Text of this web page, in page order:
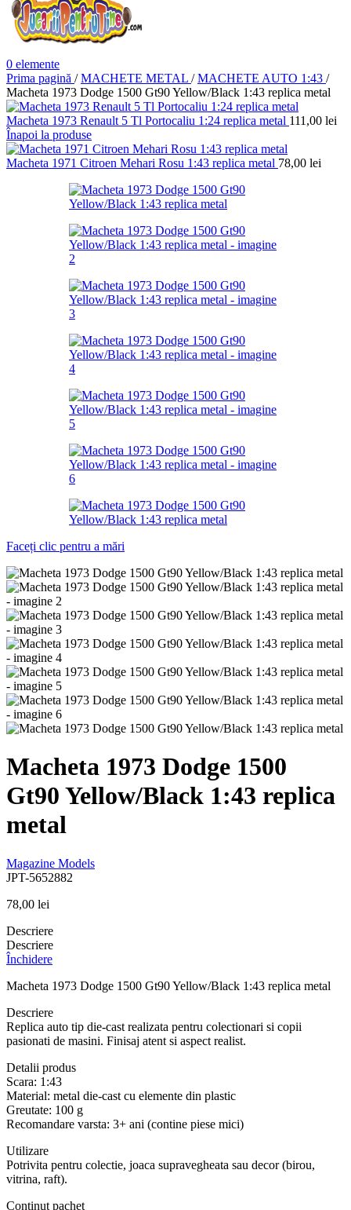
0 elemente
Prima pagină / MACHETE METAL / MACHETE AUTO 1:43 /
Macheta 1973 Dodge 1500 Gt90 Yellow/Black 1:43 replica metal
Macheta 1973 Renault 5 Tl Portocaliu 1:24 replica metal 111,00 lei
Înapoi la produse
Macheta 1971 Citroen Mehari Rosu 1:43 replica metal 78,00 lei
Faceți clic pentru a mări
Macheta 1973 Dodge 1500
Gt90 Yellow/Black 1:43 replica
metal
Magazine Models
JPT-5652882
78,00 lei
Descriere
Descriere
Închidere
Macheta 1973 Dodge 1500 Gt90 Yellow/Black 1:43 replica metal
Descriere
Replica auto tip die-cast realizata pentru colectionari si copii
pasionati de masini. Finisaj atent si aspect realist.
Detalii produs
Scara: 1:43
Material: metal die-cast cu elemente din plastic
Greutate: 100 g
Recomandare varsta: 3+ ani (contine piese mici)
Utilizare
Potrivita pentru colectie, joaca supravegheata sau decor (birou,
vitrina, raft).
Continut pachet